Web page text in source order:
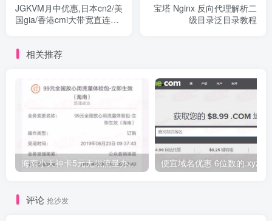
JGKVM月中优惠,日本cn2/美
国gia/香港cmi大带宽直连
宝塔 Nginx 反向代理解析二
级目录泛目录教程
相关推荐
海南小天神卡5元无限流量办理的方法，5元流量不限量自行车来了
评论 抢沙发